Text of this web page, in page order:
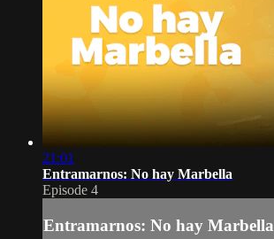
21:01
Entramarnos: No hay Marbella
Episode 4
Entramarnos: No hay Marbella